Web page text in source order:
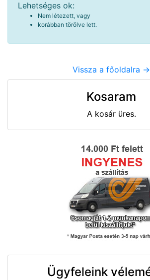
Lehetséges ok:
Nem létezett, vagy
korábban törölve lett.
Vissza a főoldalra ->
Kosaram
A kosár üres.
Ügyfeleink